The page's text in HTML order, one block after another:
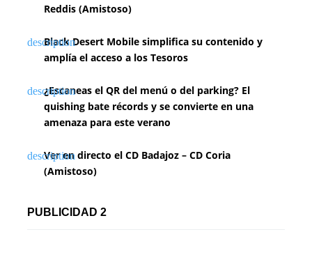
Reddis (Amistoso)
Black Desert Mobile simplifica su contenido y
amplía el acceso a los Tesoros
¿Escaneas el QR del menú o del parking? El
quishing bate récords y se convierte en una
amenaza para este verano
Ver en directo el CD Badajoz – CD Coria
(Amistoso)
PUBLICIDAD 2